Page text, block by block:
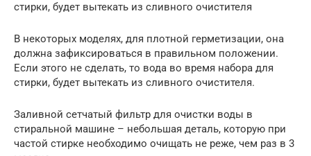
стирки, будет вытекать из сливного очистителя
В некоторых моделях, для плотной герметизации, она
должна зафиксироваться в правильном положении.
Если этого не сделать, то вода во время набора для
стирки, будет вытекать из сливного очистителя.
Заливной сетчатый фильтр для очистки воды в
стиральной машине – небольшая деталь, которую при
частой стирке необходимо очищать не реже, чем раз в 3